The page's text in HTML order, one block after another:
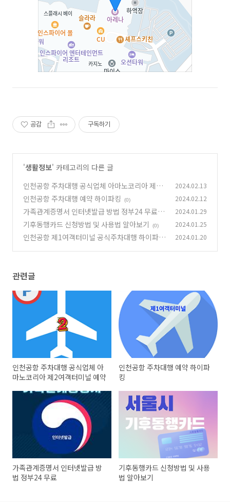
공감 구독하기
'생활정보' 카테고리의 다른 글
인천공항 주차대행 공식업체 아마노코리아 제2
여객터미널 예약
(0)
2024.02.13
인천공항 주차대행 예약 하이파킹 (0) 2024.02.12
가족관계증명서 인터넷발급 방법 정부24 무료
(0)
2024.01.29
기후동행카드 신청방법 및 사용법 알아보기 (0) 2024.01.25
인천공항 제1여객터미널 공식주차대행 하이파킹
2024.01.20
관련글
인천공항 주차대행 공식업체 아
마노코리아 제2여객터미널 예약
인천공항 주차대행 예약 하이파
킹
가족관계증명서 인터넷발급 방
법 정부24 무료
기후동행카드 신청방법 및 사용
법 알아보기